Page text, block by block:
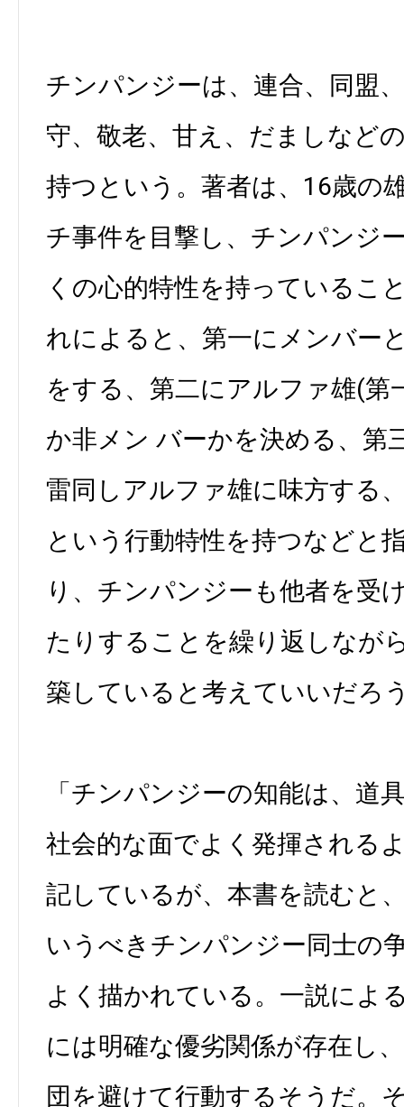
チンパンジーは、連合、同盟
守、敬老、甘え、だましなど
持つという。著者は、16歳の
チ事件を目撃し、チンパンジ
くの心的特性を持っているこ
れによると、第一にメンバー
をする、第二にアルファ雄(第
か非メン バーかを決める、第
雷同しアルファ雄に味方する
という行動特性を持つなどと
り、チンパンジーも他者を受
たりすることを繰り返しなが
築していると考えていいだろ
「チンパンジーの知能は、道
社会的な面でよく発揮される
記しているが、本書を読むと
いうべきチンパンジー同士の
よく描かれている。一説によ
には明確な優劣関係が存在し
団を避けて行動するそうだ。